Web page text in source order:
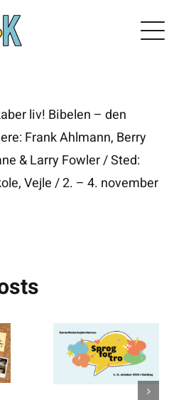
liv! Bibelen – den
Frank Ahlmann, Berry
& Larry Fowler / Sted:
Vejle / 2. – 4. november